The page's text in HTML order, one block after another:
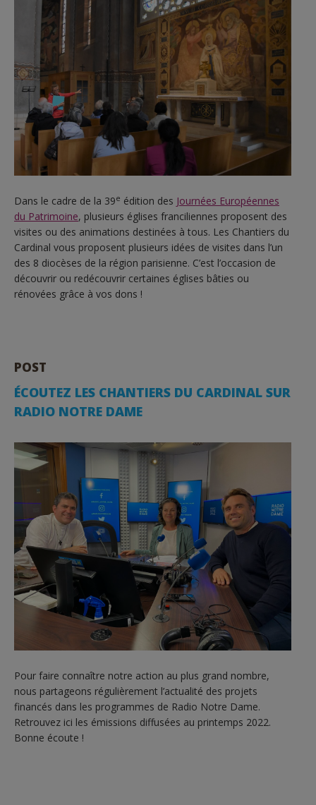
Dans le cadre de la 39e édition des Journées Européennes
du Patrimoine, plusieurs églises franciliennes proposent des
visites ou des animations destinées à tous. Les Chantiers du
Cardinal vous proposent plusieurs idées de visites dans l’un
des 8 diocèses de la région parisienne. C’est l’occasion de
découvrir ou redécouvrir certaines églises bâties ou
rénovées grâce à vos dons !
POST
ÉCOUTEZ LES CHANTIERS DU CARDINAL SUR
RADIO NOTRE DAME
Pour faire connaître notre action au plus grand nombre,
nous partageons régulièrement l’actualité des projets
financés dans les programmes de Radio Notre Dame.
Retrouvez ici les émissions diffusées au printemps 2022.
Bonne écoute !